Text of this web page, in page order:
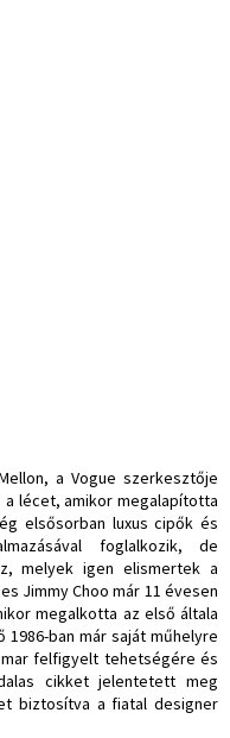
a Vogue szerkesztője
a lécet, amikor megalapította
elsősorban luxus cipők és
foglalkozik, de
melyek igen elismertek a
Jimmy Choo már 11 évesen
megalkotta az első általa
ban már saját műhelyre
felfigyelt tehetségére és
cikket jelentetett meg
biztosítva a fiatal designer